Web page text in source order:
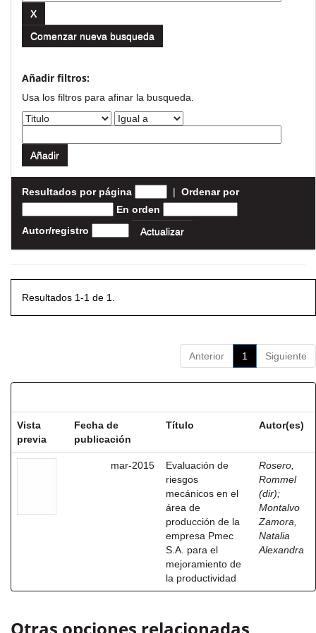
Comenzar nueva busqueda
Añadir filtros:
Usa los filtros para afinar la busqueda.
Resultados por página | Ordenar por
En orden
Autor/registro
Resultados 1-1 de 1.
Anterior 1 Siguiente
Vista
previa
Fecha de
publicación
Título Autor(es)
mar-2015
Evaluación de
riesgos
mecánicos en el
área de
producción de la
empresa Pmec
S.A. para el
mejoramiento de
la productividad
Rosero,
Rommel
(dir);
Montalvo
Zamora,
Natalia
Alexandra